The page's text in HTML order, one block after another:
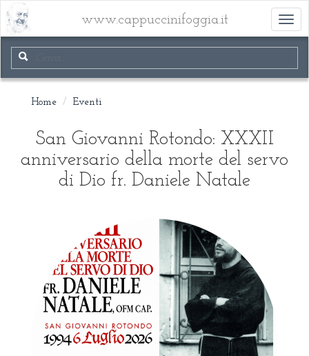
www.cappuccinifoggia.it
Home Eventi
San Giovanni Rotondo: XXXII
anniversario della morte del servo
di Dio fr. Daniele Natale